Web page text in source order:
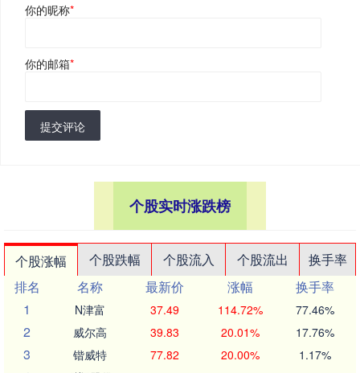
你的昵称*
你的邮箱*
提交评论
个股实时涨跌榜
个股涨幅 个股跌幅 个股流入 个股流出
换手率
排名
名称 最新价 涨幅
换手率
1
N津富 37.49 114.72% 77.46%
2 威尔高 39.83 20.01% 17.76%
3 锴威特 77.82 20.00% 1.17%